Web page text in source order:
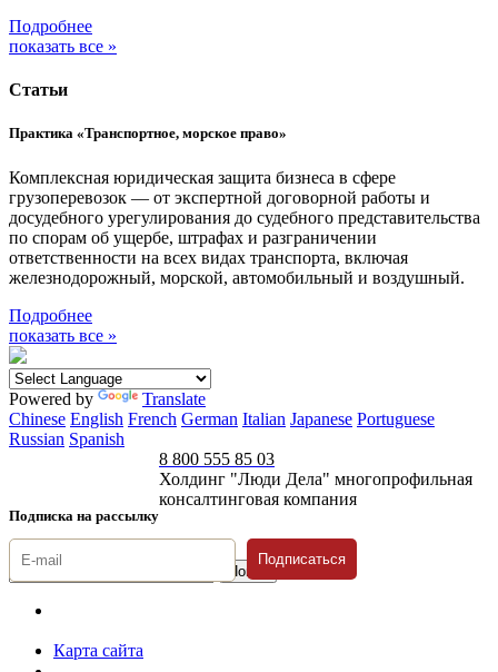
Подробнее
показать все »
Статьи
Практика «Транспортное, морское право»
Комплексная юридическая защита бизнеса в сфере
грузоперевозок — от экспертной договорной работы и
досудебного урегулирования до судебного представительства
по спорам об ущербе, штрафах и разграничении
ответственности на всех видах транспорта, включая
железнодорожный, морской, автомобильный и воздушный.
Подробнее
показать все »
Powered by
Translate
Chinese English French German Italian Japanese Portuguese
Russian Spanish
Подписка на рассылку
8 800 555 85 03
Холдинг "Люди Дела" многопрофильная
консалтинговая компания
Подписаться
Карта сайта